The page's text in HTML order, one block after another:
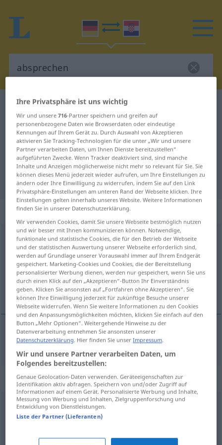
Deutsch-Kroatisch Wörterbuch
Deutsch-Kroatisch Übersetzung für
"absprechen"
"absprechen" Kroatisch
Übersetzung
„absprechen“
absprechen <trennb;-ge-;→sprechen >
Übersicht aller Übersetzungen
(Für mehr Details die Übersetzung anklicken/antippen)
osporiti
osporiti(-ravati) absprechen Recht usw
Synonyme für "absprechen"
(sich) arrangieren (mit),(sich) abstimmen (mit)
Ihre Privatsphäre ist uns wichtig
Wir und unsere716-Partner speichern und greifen auf
personenbezogene Daten wie Browserdaten oder eindeutige
Kennungen auf Ihrem Gerät zu. Durch Auswahl von Akzeptieren
aktivieren Sie Tracking-Technologien für die unter „Wir und unsere
Partner verarbeiten Daten, um Ihnen Dienste bereitzustellen“
aufgeführten Zwecke. Wenn Tracker deaktiviert sind, sind manche
Inhalte und Anzeigen möglicherweise nicht mehr so relevant für Sie. Sie
können dieses Menü jederzeit wieder aufrufen, um Ihre Einstellungen zu
ändern oder Ihre Einwilligung zu widerrufen, indem Sie auf den Link
Privatsphäre-Einstellungen am unteren Rand der Webseite klicken. Ihre
Einstellungen gelten innerhalb unseres Website. Weitere Informationen
finden Sie in unserer Datenschutzerklärung.
Wir verwenden Cookies, damit Sie unsere Webseite bestmöglich nutzen
und wir besser mit Ihnen kommunizieren können. Notwendige,
funktionale und statistische Cookies, die für den Betrieb der Webseite
und der statistischen Auswertung unserer Webseite erforderlich sind,
werden auf Grundlage unserer Vorauswahl immer auf Ihrem Endgerät
gespeichert. Marketing-Cookies und Cookies, die der Bereitstellung
personalisierter Werbung dienen, werden nur gespeichert, wenn Sie uns
durch einen Klick auf den „Akzeptieren“-Button Ihr Einverständnis
geben. Klicken Sie ansonsten auf „Fortfahren ohne Akzeptieren“. Sie
können Ihre Einwilligung jederzeit für zukünftige Besuche unserer
Webseite widerrufen. Wenn Sie weitere Informationen zu den Cookies
und den Anpassungsmöglichkeiten möchten, klicken Sie einfach auf den
Button „Mehr Optionen“. Weitergehende Hinweise zu der
Datenverarbeitung entnehmen Sie ansonsten unserer
Datenschutzerklärung. Hier finden Sie unserImpressum.
Wir und unsere Partner verarbeiten Daten, um
Folgendes bereitzustellen:
Genaue Geolocation-Daten verwenden. Geräteeigenschaften zur
Identifikation aktiv abfragen. Speichern von und/oder Zugriff auf
Informationen auf einem Gerät. Personalisierte Werbung und Inhalte,
Messung von Werbung und Inhalten, Zielgruppenforschung und
Entwicklung von Dienstleistungen.
Liste der Partner (Lieferanten)